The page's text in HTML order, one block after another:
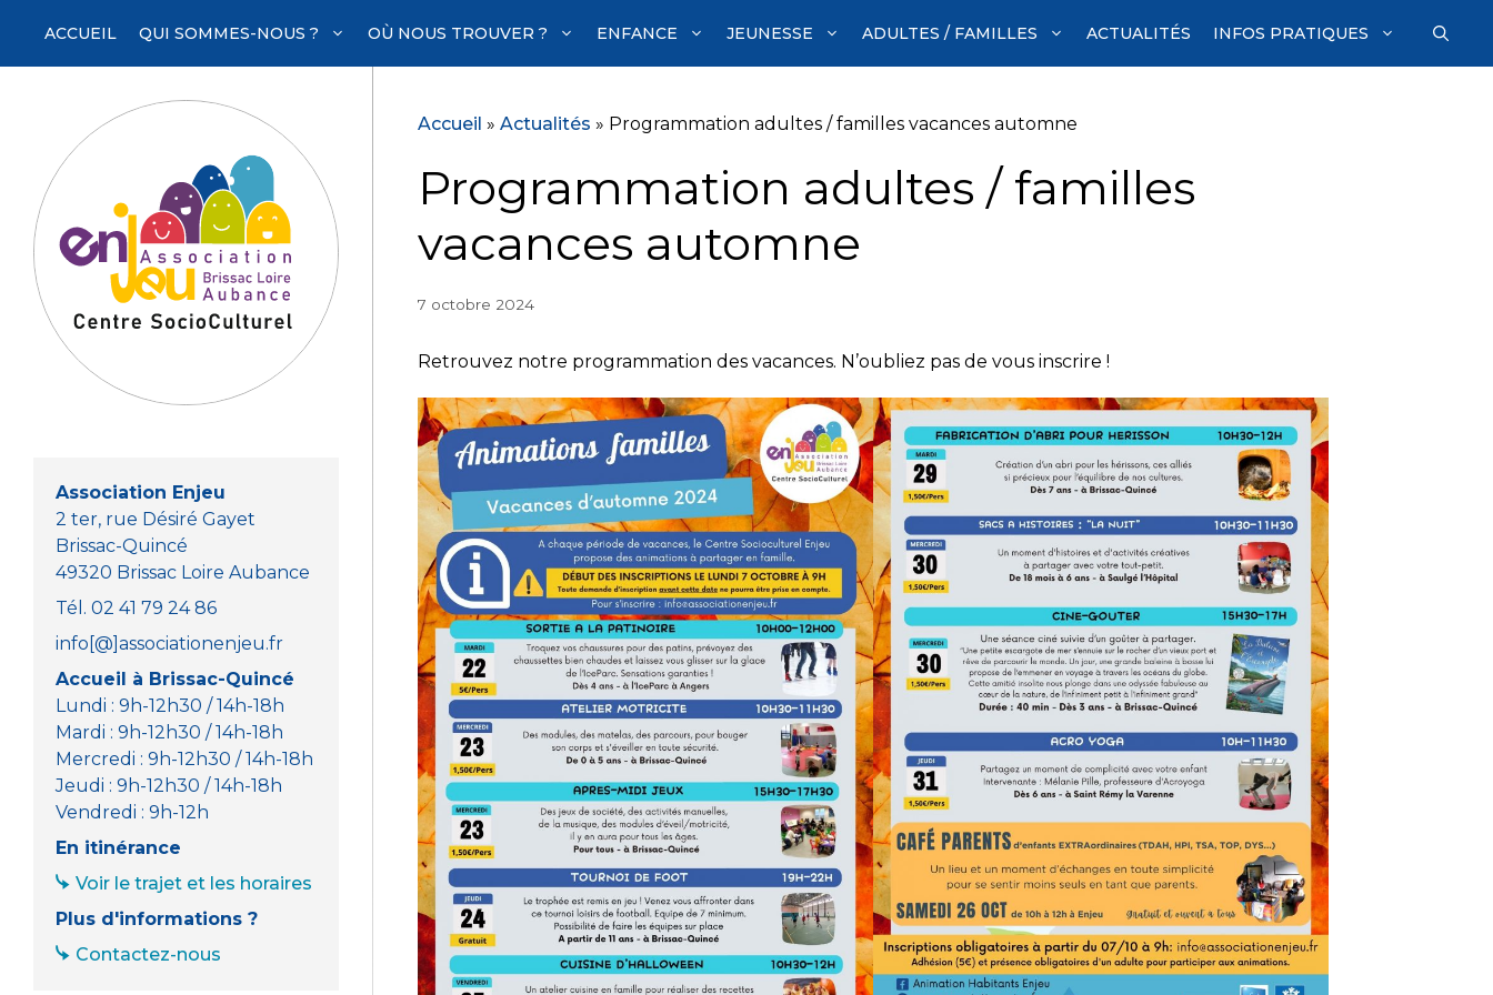
contenu
ACCUEIL QUI SOMMES-NOUS ? OÙ NOUS TROUVER ? ENFANCE JEUNESSE ADULTES / FAMILLES ACTUALITÉS INFOS PRATIQUES
Accueil » Actualités » Programmation adultes / familles vacances automne
Programmation adultes / familles
vacances automne
7 octobre 2024
Retrouvez notre programmation des vacances. N’oubliez pas de vous inscrire !
Association Enjeu
2 ter, rue Désiré Gayet
Brissac-Quincé
49320 Brissac Loire Aubance
Tél. 02 41 79 24 86
info[@]associationenjeu.fr
Accueil à Brissac-Quincé
Lundi : 9h-12h30 / 14h-18h
Mardi : 9h-12h30 / 14h-18h
Mercredi : 9h-12h30 / 14h-18h
Jeudi : 9h-12h30 / 14h-18h
Vendredi : 9h-12h
En itinérance
Voir le trajet et les horaires
Plus d'informations ?
Contactez-nous